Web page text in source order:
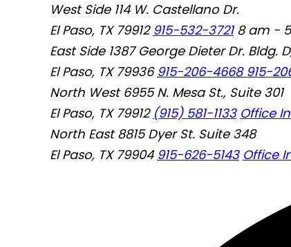
West Side 114 W. Castellano Dr.
El Paso, TX 79912 915-532-3721 8 am -
East Side 1387 George Dieter Dr. Bldg.
El Paso, TX 79936 915-206-4668 915-
North West 6955 N. Mesa St., Suite 301
El Paso, TX 79912 (915) 581-1133 Office
North East 8815 Dyer St. Suite 348
El Paso, TX 79904 915-626-5143 Office